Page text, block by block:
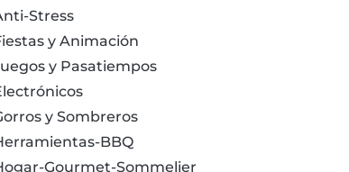
Stress
y Animación
y Pasatiempos
y Sombreros
BBQ
Gourmet-Sommelier